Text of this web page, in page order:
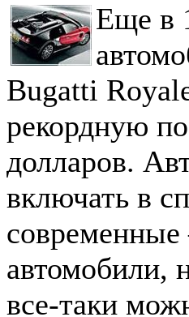
Еще в
Bugatti
рекордную
долларов.
включать в
автомобили,
все-таки